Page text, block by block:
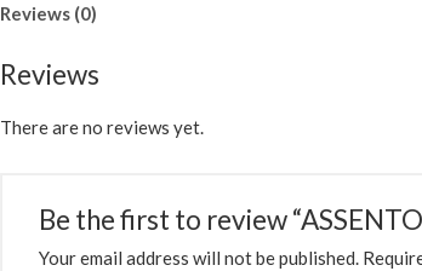
Reviews (0)
Reviews
There are no reviews yet.
Be the first to review
Your email address will not be published.